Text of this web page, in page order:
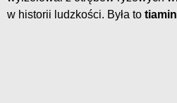
w historii ludzkości. Była to